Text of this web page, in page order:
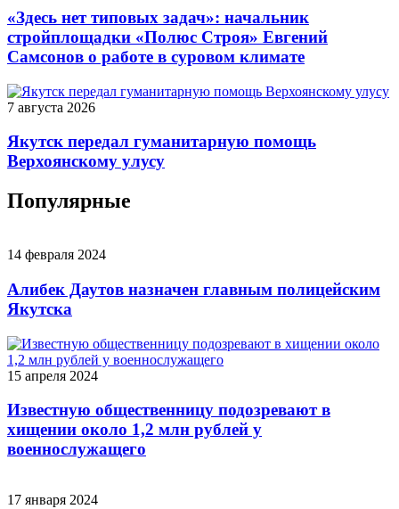
«Здесь нет типовых задач»: начальник
стройплощадки «Полюс Строя» Евгений
Самсонов о работе в суровом климате
7 августа 2026
Якутск передал гуманитарную помощь
Верхоянскому улусу
Популярные
14 февраля 2024
Алибек Даутов назначен главным полицейским
Якутска
15 апреля 2024
Известную общественницу подозревают в
хищении около 1,2 млн рублей у
военнослужащего
17 января 2024